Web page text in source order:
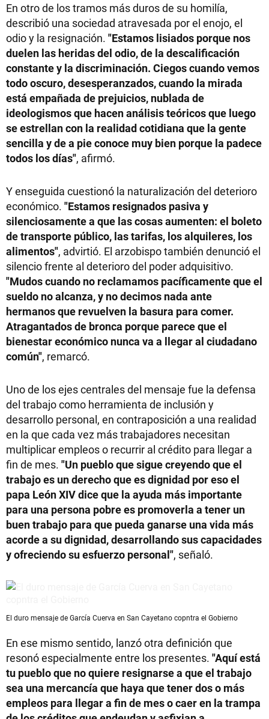
En otro de los tramos más duros de su homilía,
describió una sociedad atravesada por el enojo, el
odio y la resignación. "Estamos lisiados porque nos
duelen las heridas del odio, de la descalificación
constante y la discriminación. Ciegos cuando vemos
todo oscuro, desesperanzados, cuando la mirada
está empañada de prejuicios, nublada de
ideologismos que hacen análisis teóricos que luego
se estrellan con la realidad cotidiana que la gente
sencilla y de a pie conoce muy bien porque la padece
todos los días", afirmó.
Y enseguida cuestionó la naturalización del deterioro
económico. "Estamos resignados pasiva y
silenciosamente a que las cosas aumenten: el boleto
de transporte público, las tarifas, los alquileres, los
alimentos", advirtió. El arzobispo también denunció el
silencio frente al deterioro del poder adquisitivo.
"Mudos cuando no reclamamos pacíficamente que el
sueldo no alcanza, y no decimos nada ante
hermanos que revuelven la basura para comer.
Atragantados de bronca porque parece que el
bienestar económico nunca va a llegar al ciudadano
común", remarcó.
Uno de los ejes centrales del mensaje fue la defensa
del trabajo como herramienta de inclusión y
desarrollo personal, en contraposición a una realidad
en la que cada vez más trabajadores necesitan
multiplicar empleos o recurrir al crédito para llegar a
fin de mes. "Un pueblo que sigue creyendo que el
trabajo es un derecho que es dignidad por eso el
papa León XIV dice que la ayuda más importante
para una persona pobre es promoverla a tener un
buen trabajo para que pueda ganarse una vida más
acorde a su dignidad, desarrollando sus capacidades
y ofreciendo su esfuerzo personal", señaló.
El duro mensaje de García Cuerva en San Cayetano copntra el Gobierno
En ese mismo sentido, lanzó otra definición que
resonó especialmente entre los presentes. "Aquí está
tu pueblo que no quiere resignarse a que el trabajo
sea una mercancía que haya que tener dos o más
empleos para llegar a fin de mes o caer en la trampa